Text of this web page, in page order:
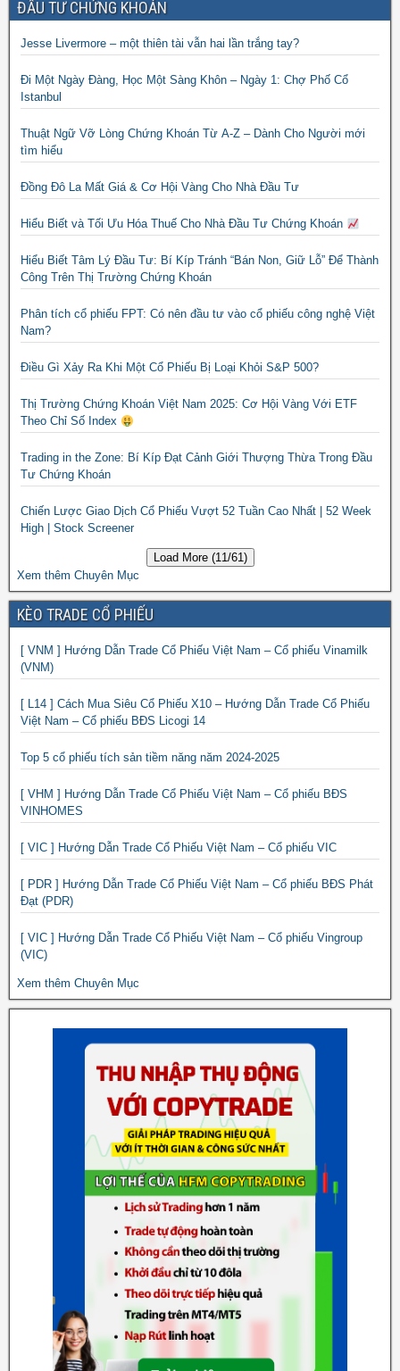
ĐẦU TƯ CHỨNG KHOÁN
Jesse Livermore – một thiên tài vẫn hai lần trắng tay?
Đi Một Ngày Đàng, Học Một Sàng Khôn – Ngày 1: Chợ Phố Cổ
Istanbul
Thuật Ngữ Vỡ Lòng Chứng Khoán Từ A-Z – Dành Cho Người mới
tìm hiểu
Đồng Đô La Mất Giá & Cơ Hội Vàng Cho Nhà Đầu Tư
Hiểu Biết và Tối Ưu Hóa Thuế Cho Nhà Đầu Tư Chứng Khoán
Hiểu Biết Tâm Lý Đầu Tư: Bí Kíp Tránh “Bán Non, Giữ Lỗ” Để Thành
Công Trên Thị Trường Chứng Khoán
Phân tích cổ phiếu FPT: Có nên đầu tư vào cổ phiếu công nghệ Việt
Nam?
Điều Gì Xảy Ra Khi Một Cổ Phiếu Bị Loại Khỏi S&P 500?
Thị Trường Chứng Khoán Việt Nam 2025: Cơ Hội Vàng Với ETF
Theo Chỉ Số Index
Trading in the Zone: Bí Kíp Đạt Cảnh Giới Thượng Thừa Trong Đầu
Tư Chứng Khoán
Chiến Lược Giao Dịch Cổ Phiếu Vượt 52 Tuần Cao Nhất | 52 Week
High | Stock Screener
Load More (11/61)
Xem thêm Chuyên Mục
KÈO TRADE CỔ PHIẾU
[ VNM ] Hướng Dẫn Trade Cổ Phiếu Việt Nam – Cổ phiếu Vinamilk
(VNM)
[ L14 ] Cách Mua Siêu Cổ Phiếu X10 – Hướng Dẫn Trade Cổ Phiếu
Việt Nam – Cổ phiếu BĐS Licogi 14
Top 5 cổ phiếu tích sản tiềm năng năm 2024-2025
[ VHM ] Hướng Dẫn Trade Cổ Phiếu Việt Nam – Cổ phiếu BĐS
VINHOMES
[ VIC ] Hướng Dẫn Trade Cổ Phiếu Việt Nam – Cổ phiếu VIC
[ PDR ] Hướng Dẫn Trade Cổ Phiếu Việt Nam – Cổ phiếu BĐS Phát
Đạt (PDR)
[ VIC ] Hướng Dẫn Trade Cổ Phiếu Việt Nam – Cổ phiếu Vingroup
(VIC)
Xem thêm Chuyên Mục